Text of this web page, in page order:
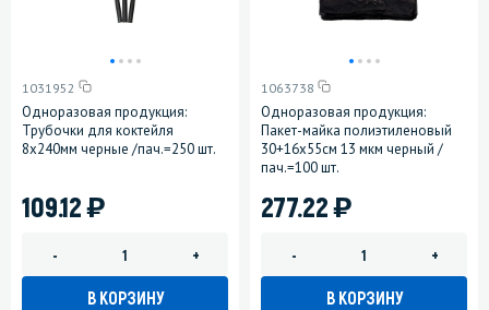
1031952
Одноразовая продукция:
Трубочки для коктейля
8х240мм черные /пач.=250 шт.
109.12)
- +
В КОРЗИНУ
1063738
Одноразовая продукция:
Пакет-майка полиэтиленовый
30+16х55см 13 мкм черный /
пач.=100 шт.
277.22)
- +
В КОРЗИНУ